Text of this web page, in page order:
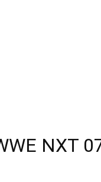
NXT